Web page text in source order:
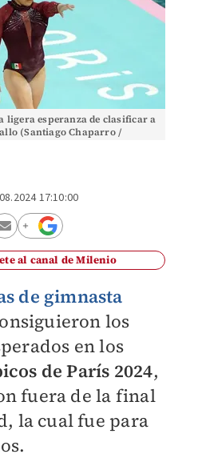
ligera esperanza de clasificar a
(Santiago Chaparro /
17:10:00
al canal de Milenio
de gimnasta
los
en los
de París 2024,
fuera de la final
la cual fue para